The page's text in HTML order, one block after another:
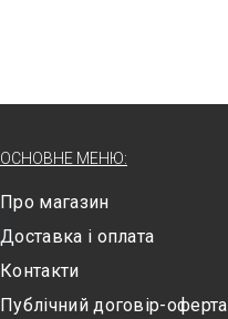
ОСНОВНЕ МЕНЮ:
Про магазин
Доставка і оплата
Контакти
Публічний договір-оферта